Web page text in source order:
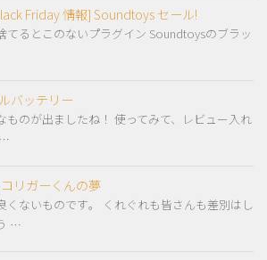
Friday 情報] Soundtoys セール!
てるとこのないプラグイン Soundtoysのブラッ
バッテリー
ものが出ましたね！ 使ってみて、レビュー入れ
リガーくんの夢
くないものです。 くれぐれも皆さんも差別はし
…